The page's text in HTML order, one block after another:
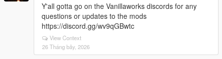
Y'all gotta go on the Vanillaworks discords for any
questions or updates to the mods
https://discord.gg/wv9qGBwtc
View Context
26 Tháng bảy, 2026